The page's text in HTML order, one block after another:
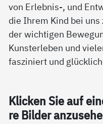
von Erlebnis-, und
die Ihrem Kind bei uns
der wichtigen
Kunsterleben und
fasziniert und
Kli­cken Sie auf
re Bil­der